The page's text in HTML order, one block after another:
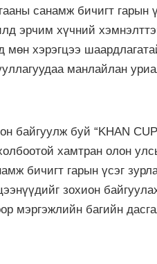
санамж бичигт гарын
эрчим хүчний
мөн хэрэгцээ
манлайлан
байгуулж буй “KHAN
хамтран олон
бичигт гарын үсэг
зохион
мэргэжлийн багийн